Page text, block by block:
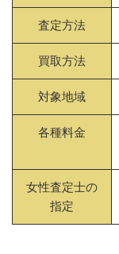
査定方法
買取方法
対象地域
各種料金
女性査定士の
指定